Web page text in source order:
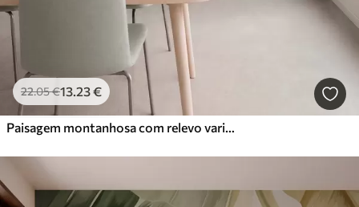
22.05€13.23€
Paisagem montanhosa com relevo variado